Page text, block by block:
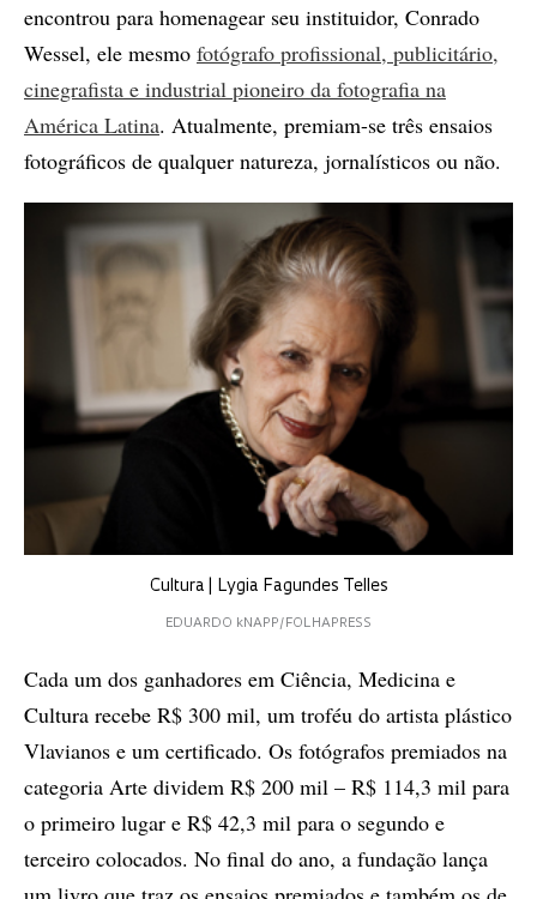
encontrou para homenagear seu instituidor, Conrado
Wessel, ele mesmo fotógrafo profissional, publicitário,
cinegrafista e industrial pioneiro da fotografia na
América Latina. Atualmente, premiam-se três ensaios
fotográficos de qualquer natureza, jornalísticos ou não.
Cultura | Lygia Fagundes Telles
EDUARDO kNAPP/FOLHAPRESS
Cada um dos ganhadores em Ciência, Medicina e
Cultura recebe R$ 300 mil, um troféu do artista plástico
Vlavianos e um certificado. Os fotógrafos premiados na
categoria Arte dividem R$ 200 mil – R$ 114,3 mil para
o primeiro lugar e R$ 42,3 mil para o segundo e
terceiro colocados. No final do ano, a fundação lança